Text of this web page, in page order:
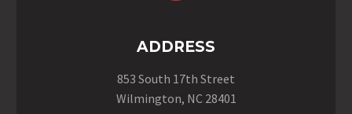
ADDRESS
853 South 17th Street
Wilmington, NC 28401